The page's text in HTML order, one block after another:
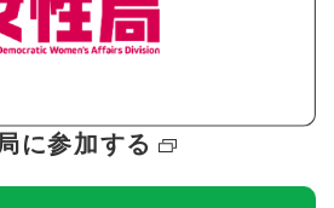
に参加する